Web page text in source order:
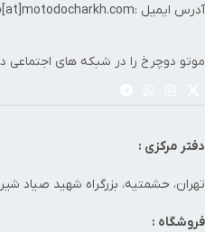
آدرس ایمیل :info[at]motodocharkh.com
موتو دوچرخ را در شبکه های اجتماعی
دفتر مرکزی :
تهران، حشمتیه، بزرگراه شهید صیاد
فروشگاه :